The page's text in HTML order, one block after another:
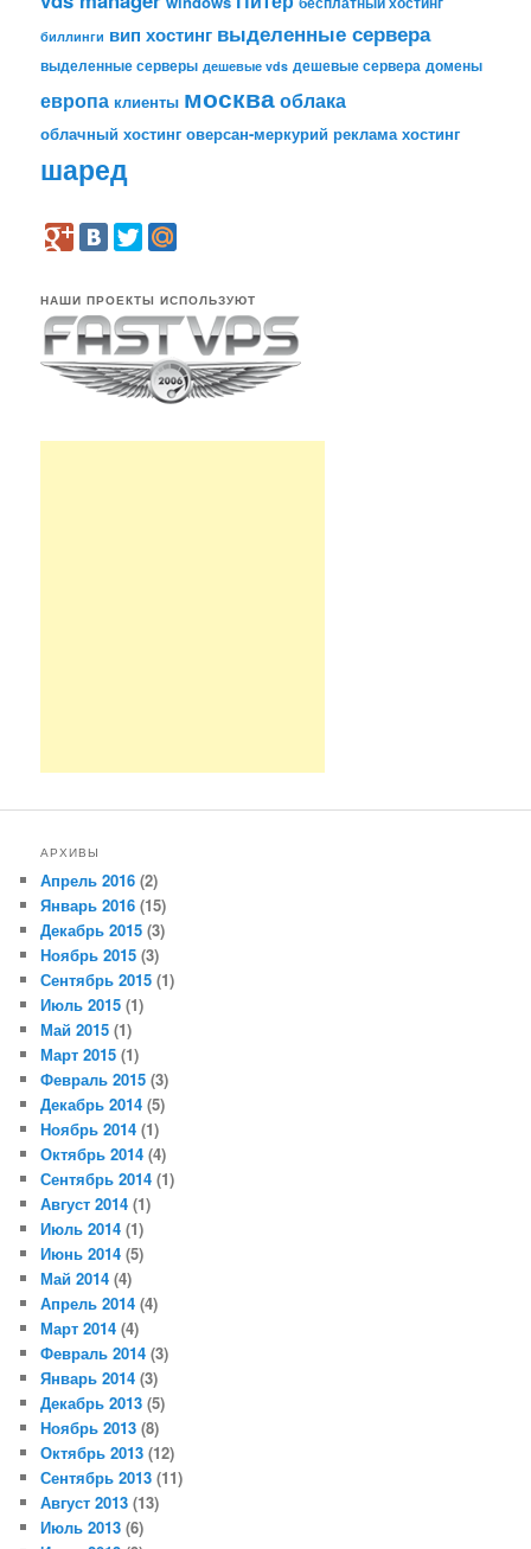
биллинги вип хостинг выделенные сервера
выделенные серверы дешевые vds дешевые сервера домены
европа клиенты москваоблака
облачный хостинг оверсан-меркурий реклама хостинг
шаред
НАШИ ПРОЕКТЫ ИСПОЛЬЗУЮТ
АРХИВЫ
Апрель 2016 (2)
Январь 2016 (15)
Декабрь 2015 (3)
Ноябрь 2015 (3)
Сентябрь 2015 (1)
Июль 2015 (1)
Май 2015 (1)
Март 2015 (1)
Февраль 2015 (3)
Декабрь 2014 (5)
Ноябрь 2014 (1)
Октябрь 2014 (4)
Сентябрь 2014 (1)
Август 2014 (1)
Июль 2014 (1)
Июнь 2014 (5)
Май 2014 (4)
Апрель 2014 (4)
Март 2014 (4)
Февраль 2014 (3)
Январь 2014 (3)
Декабрь 2013 (5)
Ноябрь 2013 (8)
Октябрь 2013 (12)
Сентябрь 2013 (11)
Август 2013 (13)
Июль 2013 (6)